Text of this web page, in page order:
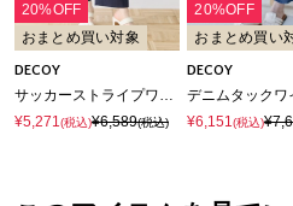
20%OFF
おまとめ買い対象
DECOY
サッカーストライプワイドパンツ【後ろウエストゴム】
¥5,271(税込)¥6,589(税込)
20%OFF
おまとめ買い
DECOY
¥6,151(税込)